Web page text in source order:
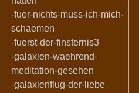
-fuer-nichts-muss-ich-mich-
schaemen
-fuerst-der-finsternis3
-galaxien-waehrend-
meditation-gesehen
-galaxienflug-der-liebe